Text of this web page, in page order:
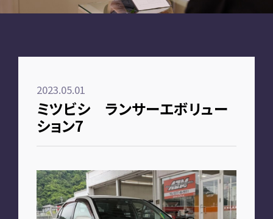
2023.05.01
ミツビシ ランサーエボリュー
ション7
A2Mについて
FAQ
お客様の声
お知らせ
PLAN